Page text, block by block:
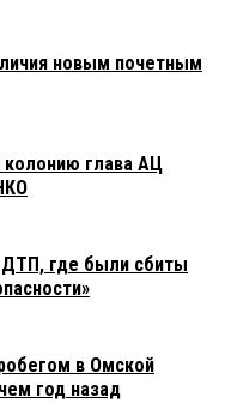
новым почетным
колонию глава АЦ
где были сбиты
в Омской
год назад